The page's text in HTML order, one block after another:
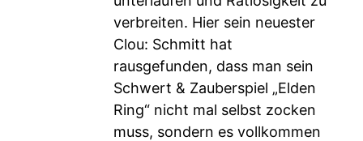
verbreiten. Hier sein neuester
Clou: Schmitt hat
rausgefunden, dass man sein
Schwert & Zauberspiel „Elden
Ring“ nicht mal selbst zocken
muss, sondern es vollkommen